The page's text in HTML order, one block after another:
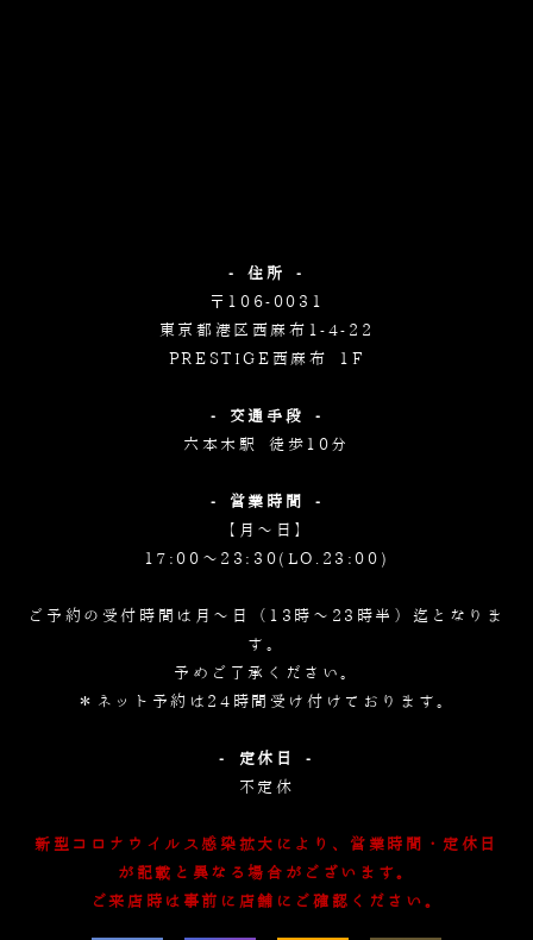
- 住所 -
〒106-0031
東京都港区西麻布1-4-22
PRESTIGE西麻布 1F
- 交通手段 -
六本木駅 徒歩10分
- 営業時間 -
【月～日】
17:00～23:30(LO.23:00)
ご予約の受付時間は月～日（13時～23時半）迄となりま
す。
予めご了承ください。
＊ネット予約は24時間受け付けております。
- 定休日 -
不定休
新型コロナウイルス感染拡大により、営業時間・定休日
が記載と異なる場合がございます。
ご来店時は事前に店舗にご確認ください。